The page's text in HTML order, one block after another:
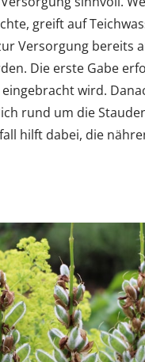
greift auf
Versorgung bereits
Die erste Gabe
wird.
rund um die
hilft dabei, die